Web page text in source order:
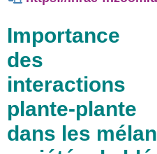
Importance
des
interactions
plante-plante
dans les